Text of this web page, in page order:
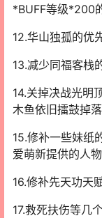
*BUFF等级*200
12.华山独孤的优
13.减少同福客栈
14.关掉决战光明
木鱼依旧擂鼓掉
15.修补一些妹纸
爱萌新提供的人
16.修补先天功天
17.救死扶伤等几